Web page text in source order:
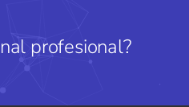
profesional?